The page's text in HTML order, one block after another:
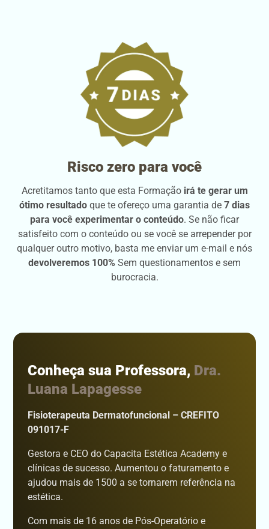
Risco zero para você
Acretitamos tanto que esta Formação irá te gerar um
ótimo resultado que te ofereço uma garantia de 7 dias
para você experimentar o conteúdo. Se não ficar
satisfeito com o conteúdo ou se você se arrepender por
qualquer outro motivo, basta me enviar um e-mail e nós
devolveremos 100% Sem questionamentos e sem
burocracia.
Conheça sua Professora, Dra.
Luana Lapagesse
Fisioterapeuta Dermatofuncional – CREFITO
091017-F
Gestora e CEO do Capacita Estética Academy e
clínicas de sucesso. Aumentou o faturamento e
ajudou mais de 1500 a se tornarem referência na
estética.
Com mais de 16 anos de Pós-Operatório e